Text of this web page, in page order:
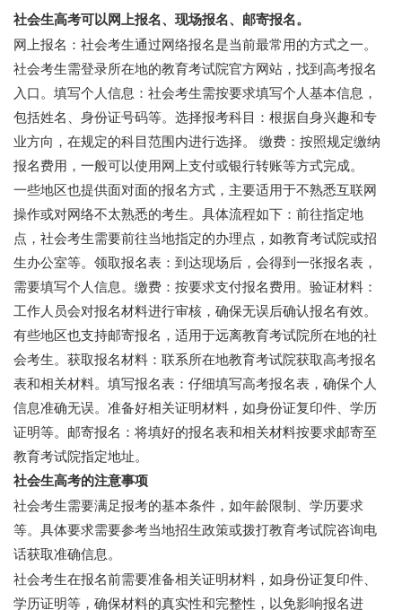
社会生高考可以网上报名、现场报名、邮寄报名。
网上报名：社会考生通过网络报名是当前最常用的方式之一。
社会考生需登录所在地的教育考试院官方网站，找到高考报名
入口。填写个人信息：社会考生需按要求填写个人基本信息，
包括姓名、身份证号码等。选择报考科目：根据自身兴趣和专
业方向，在规定的科目范围内进行选择。 缴费：按照规定缴纳
报名费用，一般可以使用网上支付或银行转账等方式完成。
一些地区也提供面对面的报名方式，主要适用于不熟悉互联网
操作或对网络不太熟悉的考生。具体流程如下：前往指定地
点，社会考生需要前往当地指定的办理点，如教育考试院或招
生办公室等。领取报名表：到达现场后，会得到一张报名表，
需要填写个人信息。缴费：按要求支付报名费用。验证材料：
工作人员会对报名材料进行审核，确保无误后确认报名有效。
有些地区也支持邮寄报名，适用于远离教育考试院所在地的社
会考生。获取报名材料：联系所在地教育考试院获取高考报名
表和相关材料。填写报名表：仔细填写高考报名表，确保个人
信息准确无误。准备好相关证明材料，如身份证复印件、学历
证明等。邮寄报名：将填好的报名表和相关材料按要求邮寄至
教育考试院指定地址。
社会生高考的注意事项
社会考生需要满足报考的基本条件，如年龄限制、学历要求
等。具体要求需要参考当地招生政策或拨打教育考试院咨询电
话获取准确信息。
社会考生在报名前需要准备相关证明材料，如身份证复印件、
学历证明等，确保材料的真实性和完整性，以免影响报名进